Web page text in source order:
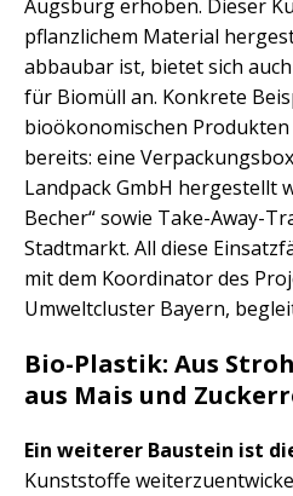
Augsburg erhoben. Dieser
pflanzlichem Material
abbaubar ist, bietet sich
für Biomüll an. Konkrete
bioökonomischen
bereits: eine
Landpack GmbH hergestellt
Becher“ sowie Take-Away-
Stadtmarkt. All diese
mit dem Koordinator des
Umweltcluster Bayern,
Bio-Plastik: Aus
aus Mais und
Ein weiterer Baustein ist
Kunststoffe